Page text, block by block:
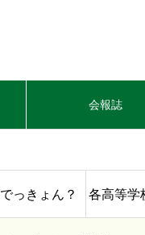
会報誌
っきょん？ 各高等学